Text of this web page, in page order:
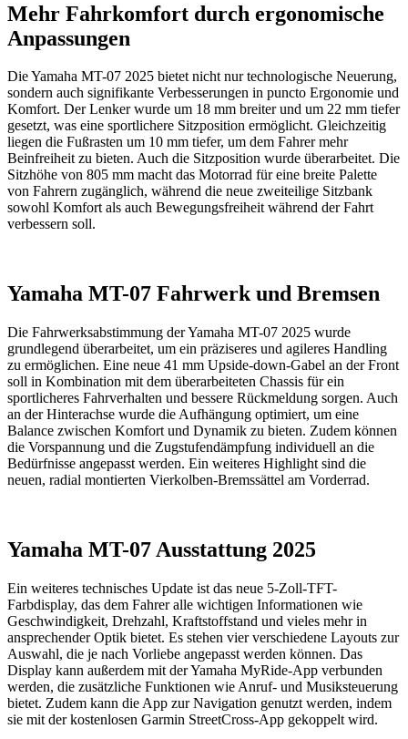
Mehr Fahrkomfort durch ergonomische
Anpassungen
Die Yamaha MT-07 2025 bietet nicht nur technologische Neuerung,
sondern auch signifikante Verbesserungen in puncto Ergonomie und
Komfort. Der Lenker wurde um 18 mm breiter und um 22 mm tiefer
gesetzt, was eine sportlichere Sitzposition ermöglicht. Gleichzeitig
liegen die Fußrasten um 10 mm tiefer, um dem Fahrer mehr
Beinfreiheit zu bieten. Auch die Sitzposition wurde überarbeitet. Die
Sitzhöhe von 805 mm macht das Motorrad für eine breite Palette
von Fahrern zugänglich, während die neue zweiteilige Sitzbank
sowohl Komfort als auch Bewegungsfreiheit während der Fahrt
verbessern soll.
Yamaha MT-07 Fahrwerk und Bremsen
Die Fahrwerksabstimmung der Yamaha MT-07 2025 wurde
grundlegend überarbeitet, um ein präziseres und agileres Handling
zu ermöglichen. Eine neue 41 mm Upside-down-Gabel an der Front
soll in Kombination mit dem überarbeiteten Chassis für ein
sportlicheres Fahrverhalten und bessere Rückmeldung sorgen. Auch
an der Hinterachse wurde die Aufhängung optimiert, um eine
Balance zwischen Komfort und Dynamik zu bieten. Zudem können
die Vorspannung und die Zugstufendämpfung individuell an die
Bedürfnisse angepasst werden. Ein weiteres Highlight sind die
neuen, radial montierten Vierkolben-Bremssättel am Vorderrad.
Yamaha MT-07 Ausstattung 2025
Ein weiteres technisches Update ist das neue 5-Zoll-TFT-
Farbdisplay, das dem Fahrer alle wichtigen Informationen wie
Geschwindigkeit, Drehzahl, Kraftstoffstand und vieles mehr in
ansprechender Optik bietet. Es stehen vier verschiedene Layouts zur
Auswahl, die je nach Vorliebe angepasst werden können. Das
Display kann außerdem mit der Yamaha MyRide-App verbunden
werden, die zusätzliche Funktionen wie Anruf- und Musiksteuerung
bietet. Zudem kann die App zur Navigation genutzt werden, indem
sie mit der kostenlosen Garmin StreetCross-App gekoppelt wird.